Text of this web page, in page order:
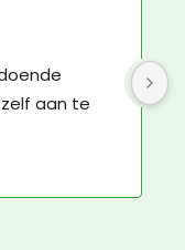
maar op
met
was